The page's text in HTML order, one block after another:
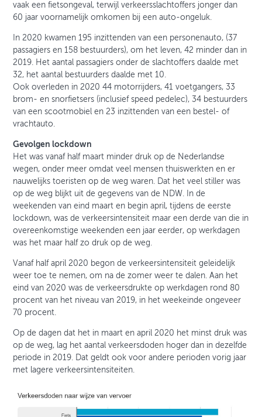
vaak een fietsongeval, terwijl verkeersslachtoffers jonger dan
60 jaar voornamelijk omkomen bij een auto-ongeluk.
In 2020 kwamen 195 inzittenden van een personenauto, (37
passagiers en 158 bestuurders), om het leven, 42 minder dan in
2019. Het aantal passagiers onder de slachtoffers daalde met
32, het aantal bestuurders daalde met 10.
Ook overleden in 2020 44 motorrijders, 41 voetgangers, 33
brom- en snorfietsers (inclusief speed pedelec), 34 bestuurders
van een scootmobiel en 23 inzittenden van een bestel- of
vrachtauto.
Gevolgen lockdown
Het was vanaf half maart minder druk op de Nederlandse
wegen, onder meer omdat veel mensen thuiswerkten en er
nauwelijks toeristen op de weg waren. Dat het veel stiller was
op de weg blijkt uit de gegevens van de NDW. In de
weekenden van eind maart en begin april, tijdens de eerste
lockdown, was de verkeersintensiteit maar een derde van die in
overeenkomstige weekenden een jaar eerder, op werkdagen
was het maar half zo druk op de weg.
Vanaf half april 2020 begon de verkeersintensiteit geleidelijk
weer toe te nemen, om na de zomer weer te dalen. Aan het
eind van 2020 was de verkeersdrukte op werkdagen rond 80
procent van het niveau van 2019, in het weekeinde ongeveer
70 procent.
Op de dagen dat het in maart en april 2020 het minst druk was
op de weg, lag het aantal verkeersdoden hoger dan in dezelfde
periode in 2019. Dat geldt ook voor andere perioden vorig jaar
met lagere verkeersintensiteiten.